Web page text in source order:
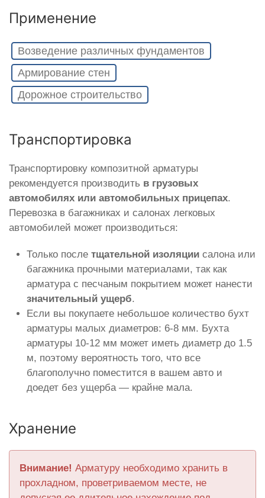
Применение
Возведение различных фундаментов
Армирование стен
Дорожное строительство
Транспортировка
Транспортировку композитной арматуры
рекомендуется производить в грузовых
автомобилях или автомобильных прицепах.
Перевозка в багажниках и салонах легковых
автомобилей может производиться:
Только после тщательной изоляции салона или
багажника прочными материалами, так как
арматура с песчаным покрытием может нанести
значительный ущерб.
Если вы покупаете небольшое количество бухт
арматуры малых диаметров: 6-8 мм. Бухта
арматуры 10-12 мм может иметь диаметр до 1.5
м, поэтому вероятность того, что все
благополучно поместится в вашем авто и
доедет без ущерба — крайне мала.
Хранение
Внимание! Арматуру необходимо хранить в
прохладном, проветриваемом месте, не